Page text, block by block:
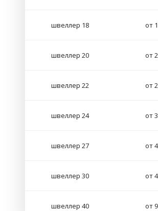
швеллер 18 от
швеллер 20 от
швеллер 22 от
швеллер 24 от
швеллер 27 от
швеллер 30 от
швеллер 40 от